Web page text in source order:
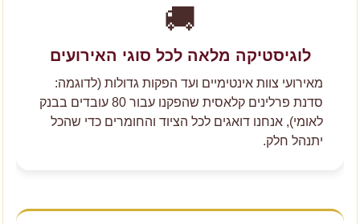
🚚
לוגיסטיקה מלאה לכל סוגי האירועים
מאירועי צוות אינטימיים ועד הפקות גדולות (לדוגמה:
סדנת פרלינים קלאסית שהפקנו עבור 80 עובדים בבנק
לאומי), אנחנו דואגים לכל הציוד והחומרים כדי שהכל
יתנהל חלק.